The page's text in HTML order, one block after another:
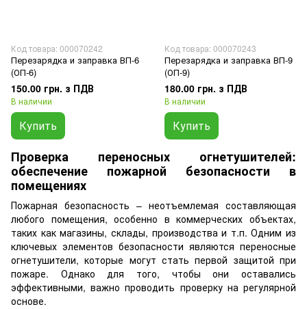
Код товара: 000070242
Перезарядка и заправка ВП-6
(ОП-6)
150.00 грн. з ПДВ
В наличии
Купить
Код товара: 000070243
Перезарядка и заправка ВП-9
(ОП-9)
180.00 грн. з ПДВ
В наличии
Купить
Проверка переносных огнетушителей:
обеспечение пожарной безопасности в
помещениях
Пожарная безопасность – неотъемлемая составляющая
любого помещения, особенно в коммерческих объектах,
таких как магазины, склады, производства и т.п. Одним из
ключевых элементов безопасности являются переносные
огнетушители, которые могут стать первой защитой при
пожаре. Однако для того, чтобы они оставались
эффективными, важно проводить проверку на регулярной
основе.